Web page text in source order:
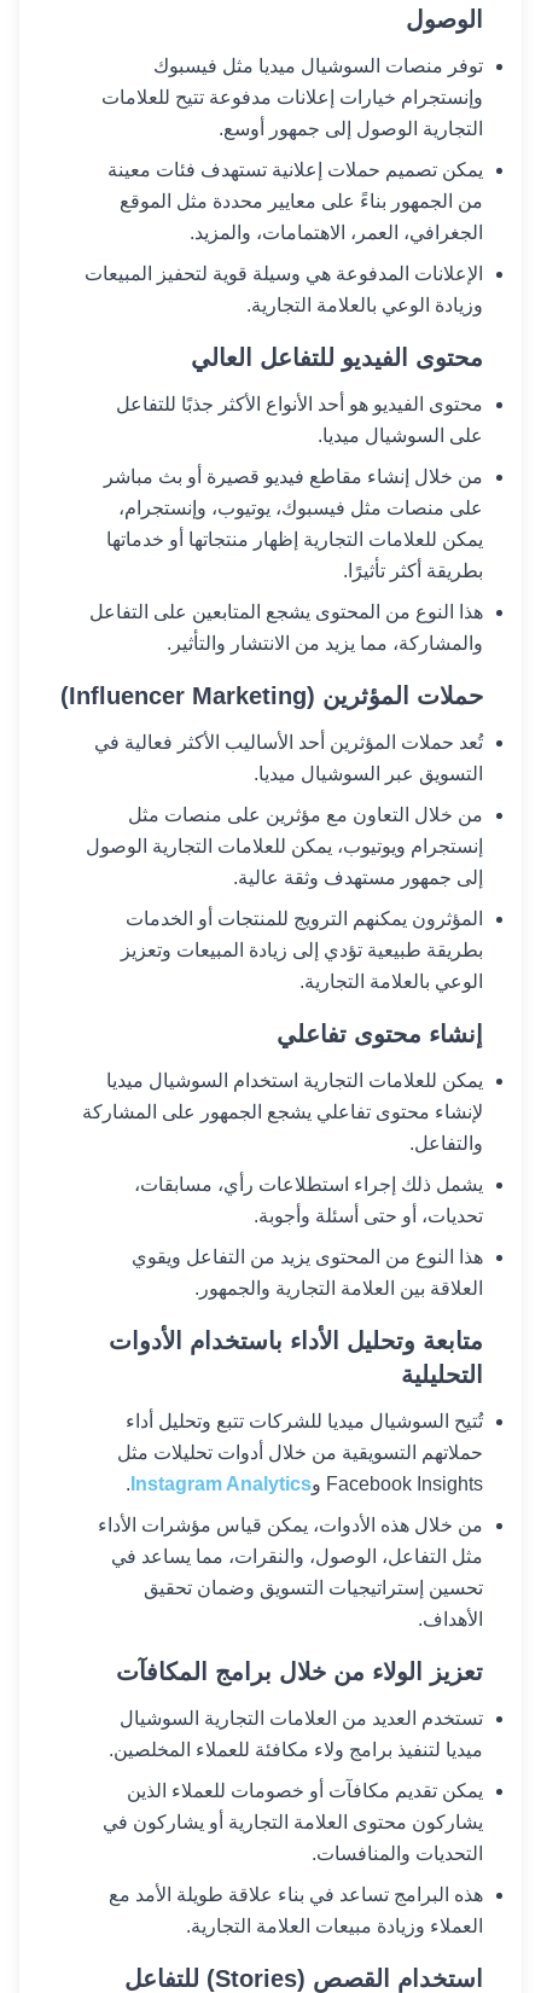
الوصول
توفر منصات السوشيال ميديا مثل فيسبوك
وإنستجرام خيارات إعلانات مدفوعة تتيح للعلامات
التجارية الوصول إلى جمهور أوسع.
يمكن تصميم حملات إعلانية تستهدف فئات معينة
من الجمهور بناءً على معايير محددة مثل الموقع
الجغرافي، العمر، الاهتمامات، والمزيد.
الإعلانات المدفوعة هي وسيلة قوية لتحفيز المبيعات
وزيادة الوعي بالعلامة التجارية.
محتوى الفيديو للتفاعل العالي
محتوى الفيديو هو أحد الأنواع الأكثر جذبًا للتفاعل
على السوشيال ميديا.
من خلال إنشاء مقاطع فيديو قصيرة أو بث مباشر
على منصات مثل فيسبوك، يوتيوب، وإنستجرام،
يمكن للعلامات التجارية إظهار منتجاتها أو خدماتها
بطريقة أكثر تأثيرًا.
هذا النوع من المحتوى يشجع المتابعين على التفاعل
والمشاركة، مما يزيد من الانتشار والتأثير.
حملات المؤثرين (Influencer Marketing)
تُعد حملات المؤثرين أحد الأساليب الأكثر فعالية في
التسويق عبر السوشيال ميديا.
من خلال التعاون مع مؤثرين على منصات مثل
إنستجرام ويوتيوب، يمكن للعلامات التجارية الوصول
إلى جمهور مستهدف وثقة عالية.
المؤثرون يمكنهم الترويج للمنتجات أو الخدمات
بطريقة طبيعية تؤدي إلى زيادة المبيعات وتعزيز
الوعي بالعلامة التجارية.
إنشاء محتوى تفاعلي
يمكن للعلامات التجارية استخدام السوشيال ميديا
لإنشاء محتوى تفاعلي يشجع الجمهور على المشاركة
والتفاعل.
يشمل ذلك إجراء استطلاعات رأي، مسابقات،
تحديات، أو حتى أسئلة وأجوبة.
هذا النوع من المحتوى يزيد من التفاعل ويقوي
العلاقة بين العلامة التجارية والجمهور.
متابعة وتحليل الأداء باستخدام الأدوات
التحليلية
تُتيح السوشيال ميديا للشركات تتبع وتحليل أداء
حملاتهم التسويقية من خلال أدوات تحليلات مثل
Facebook Insights و
Instagram Analytics
.
من خلال هذه الأدوات، يمكن قياس مؤشرات الأداء
مثل التفاعل، الوصول، والنقرات، مما يساعد في
تحسين إستراتيجيات التسويق وضمان تحقيق
الأهداف.
تعزيز الولاء من خلال برامج المكافآت
تستخدم العديد من العلامات التجارية السوشيال
ميديا لتنفيذ برامج ولاء مكافئة للعملاء المخلصين.
يمكن تقديم مكافآت أو خصومات للعملاء الذين
يشاركون محتوى العلامة التجارية أو يشاركون في
التحديات والمنافسات.
هذه البرامج تساعد في بناء علاقة طويلة الأمد مع
العملاء وزيادة مبيعات العلامة التجارية.
استخدام القصص (Stories) للتفاعل